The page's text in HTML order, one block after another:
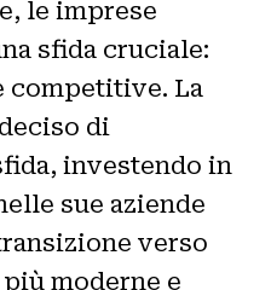
le imprese
sfida cruciale:
competitive. La
di
investendo in
sue aziende
verso
moderne e